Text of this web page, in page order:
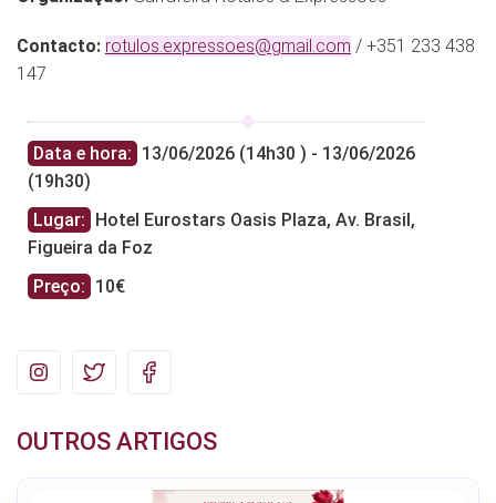
Contacto: rotulos.expressoes@gmail.com / +351 233 438
147
Data e hora: 13/06/2026 (14h30 ) - 13/06/2026
(19h30)
Lugar:
Hotel Eurostars Oasis Plaza, Av. Brasil,
Figueira da Foz
Preço: 10€
OUTROS ARTIGOS